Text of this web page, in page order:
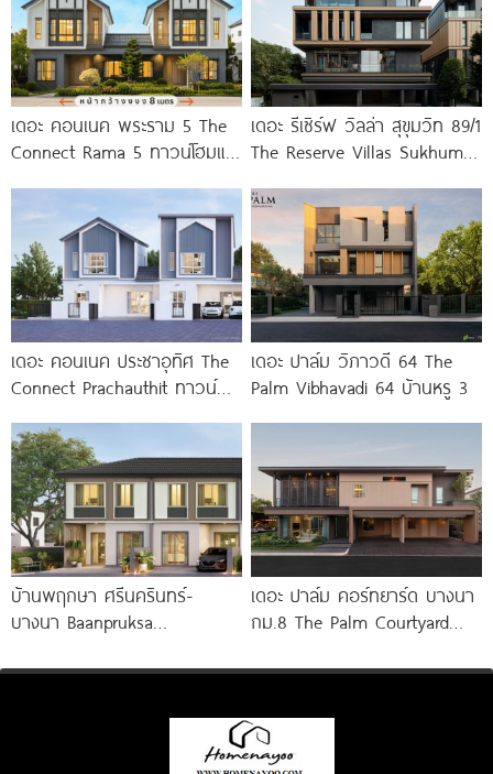
เดอะ คอนเนค พระราม 5 The
Connect Rama 5 ทาวน์โฮมและ
เดอะ รีเซิร์ฟ วิลล่า สุขุมวิท 89/1
The Reserve Villas Sukhumvit
เดอะ คอนเนค ประชาอุทิศ The
Connect Prachauthit ทาวน์
ศักยภาพซอยสุขสวัสดิ์ 78 ราคา
เริ่ม
เดอะ ปาล์ม วิภาวดี 64 The
Palm Vibhavadi 64 บ้านหรู 3
บ้านพฤกษา ศรีนครินทร์-
บางนา Baanpruksa
และบ้านแฝด ใกล้ Mega บางนา
เดอะ ปาล์ม คอร์ทยาร์ด บางนา
กม.8 The Palm Courtyard